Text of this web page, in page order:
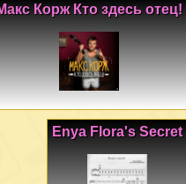
Корж Кто здесь отец!
Enya Flora's Secret